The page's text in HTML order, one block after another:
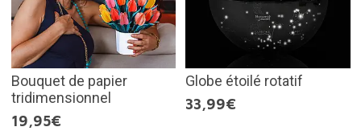
Bouquet de papier
tridimensionnel
19,95€
Globe étoilé rotatif
33,99€